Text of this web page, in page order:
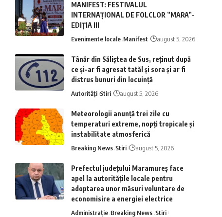
MANIFEST: FESTIVALUL
INTERNAȚIONAL DE FOLCLOR ”MARA”-
EDIȚIA III
Evenimente locale Manifest august 5, 2026
Tânăr din Săliștea de Sus, reținut după
ce și-ar fi agresat tatăl și sora și ar fi
distrus bunuri din locuință
Autorități Stiri august 5, 2026
Meteorologii anunță trei zile cu
temperaturi extreme, nopţi tropicale şi
instabilitate atmosferică
Breaking News Stiri august 5, 2026
Prefectul județului Maramureș face
apel la autoritățile locale pentru
adoptarea unor măsuri voluntare de
economisire a energiei electrice
Administrație Breaking News Stiri